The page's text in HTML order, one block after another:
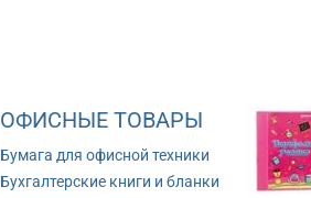
ОФИСНЫЕ ТОВАРЫ
Бумага для офисной техники
Бухгалтерские книги и бланки